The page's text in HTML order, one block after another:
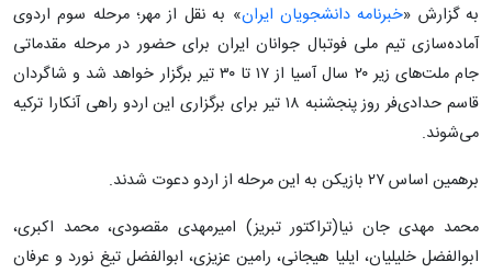
به گزارش «خبرنامه دانشجویان ایران» به نقل از مهر؛ مرحله سوم اردوی
آماده‌سازی تیم ملی فوتبال جوانان ایران برای حضور در مرحله مقدماتی
جام ملت‌های زیر ۲۰ سال آسیا از ۱۷ تا ۳۰ تیر برگزار خواهد شد و شاگردان
قاسم حدادی‌فر روز پنجشنبه ۱۸ تیر برای برگزاری این اردو راهی آنکارا ترکیه
می‌شوند.
برهمین اساس ۲۷ بازیکن به این مرحله از اردو دعوت شدند.
محمد مهدی جان‌ نیا(تراکتور تبریز) امیرمهدی مقصودی، محمد اکبری،
ابوالفضل خلیلیان، ایلیا هیجانی، رامین عزیزی، ابوالفضل تیغ نورد و عرفان